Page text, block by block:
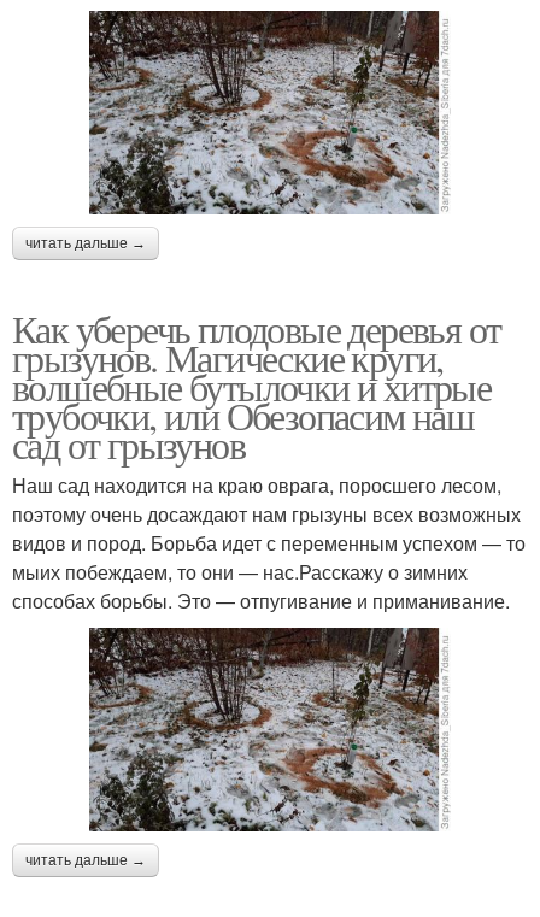
читать дальше →
Как уберечь плодовые деревья от
грызунов. Магические круги,
волшебные бутылочки и хитрые
трубочки, или Обезопасим наш
сад от грызунов
Наш сад находится на краю оврага, поросшего лесом,
поэтому очень досаждают нам грызуны всех возможных
видов и пород. Борьба идет с переменным успехом — то
мыих побеждаем, то они — нас.Расскажу о зимних
способах борьбы. Это — отпугивание и приманивание.
читать дальше →